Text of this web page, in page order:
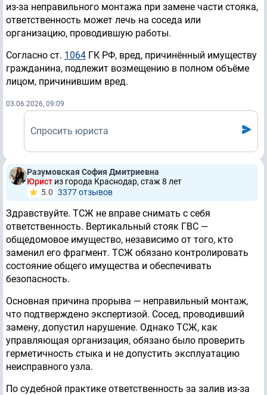
из-за неправильного монтажа при замене части стояка,
ответственность может лечь на соседа или
организацию, проводившую работы.
Согласно ст. 1064 ГК РФ, вред, причинённый имуществу
гражданина, подлежит возмещению в полном объёме
лицом, причинившим вред.
03.06.2026, 09:09
Спросить юриста
Разумовская София Дмитриевна
Юрист из города Краснодар, стаж 8 лет
5.0 3377 отзывов
Здравствуйте. ТСЖ не вправе снимать с себя
ответственность. Вертикальный стояк ГВС —
общедомовое имущество, независимо от того, кто
заменил его фрагмент. ТСЖ обязано контролировать
состояние общего имущества и обеспечивать
безопасность.
Основная причина прорыва — неправильный монтаж,
что подтверждено экспертизой. Сосед, проводивший
замену, допустил нарушение. Однако ТСЖ, как
управляющая организация, обязано было проверить
герметичность стыка и не допустить эксплуатацию
неисправного узла.
По судебной практике ответственность за залив из-за